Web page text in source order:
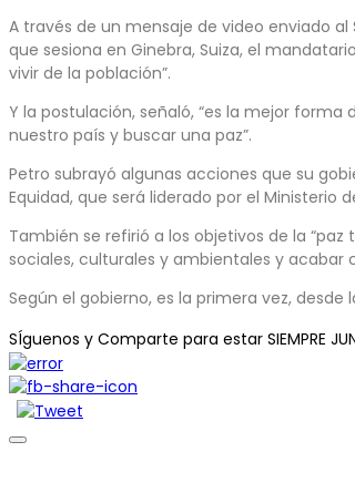
A través de un mensaje de video enviado
que sesiona en Ginebra, Suiza, el
vivir de la población”.
Y la postulación, señaló, “es la mejor
nuestro país y buscar una paz”.
Petro subrayó algunas acciones que su
Equidad, que será liderado por el
También se refirió a los objetivos de la
sociales, culturales y ambientales y acabar
Según el gobierno, es la primera vez,
SÍguenos y Comparte para estar SIEMPRE